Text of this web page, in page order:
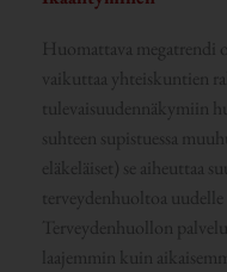
Huomattava megatrendi
vaikuttaa yhteiskuntien
tulevaisuudennäkymiin
suhteen supistuessa
eläkeläiset) se aiheuttaa
terveydenhuoltoa
Terveydenhuollon
laajemmin kuin